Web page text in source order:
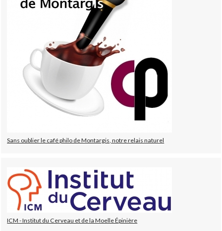
Sans oublier le café philo de Montargis, notre relais naturel
ICM - Institut du Cerveau et de la Moelle Épinière